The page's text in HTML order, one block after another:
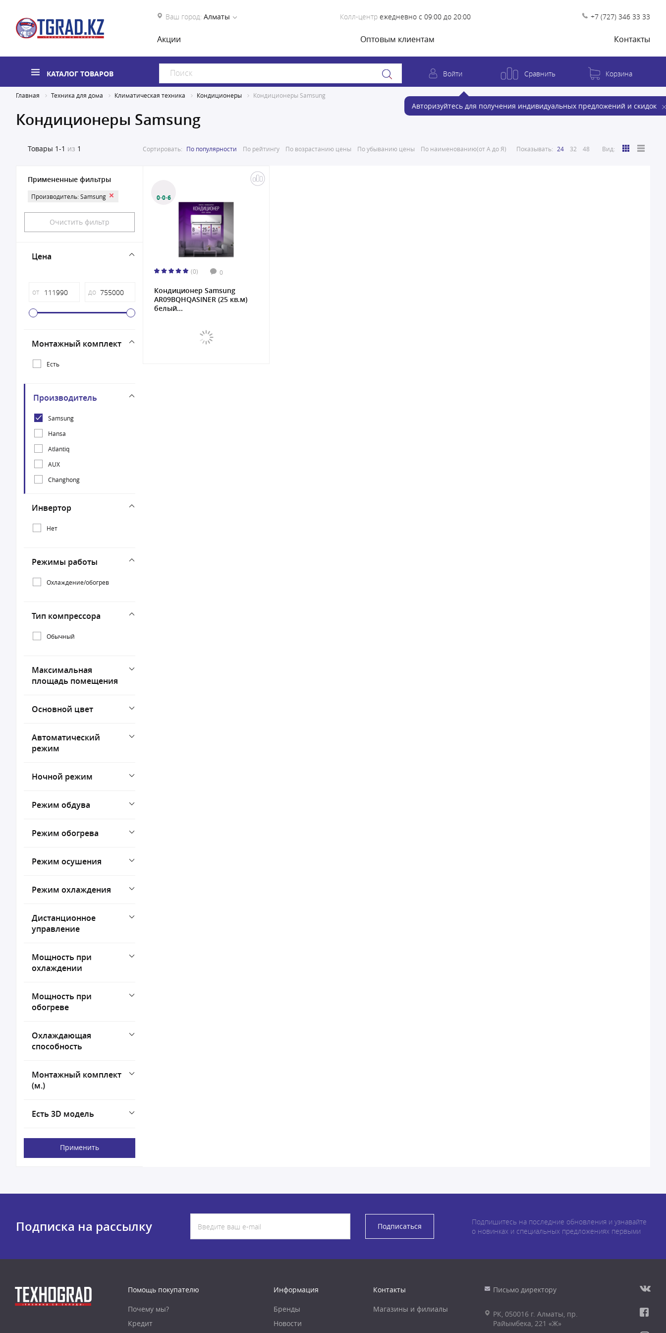
Ваш город: Алматы Колл-центр ежедневно с 09:00 до 20:00 +7 (727) 346 33 33
Акции Оптовым клиентам Контакты
КАТАЛОГ ТОВАРОВ Войти
Авторизуйтесь для получения индивидуальных предложений и скидок
Сравнить Корзина
Главная Техника для дома Климатическая техника Кондиционеры Кондиционеры Samsung
Кондиционеры Samsung
Товары 1-1 из 1 Сортировать: По популярности По рейтингу По возрастанию цены По убыванию цены По наименованию(от А до Я) Показывать: 24 32 48 Вид:
Примененные фильтры
Производитель: Samsung
Очистить фильтр
Цена
от до
Монтажный комплект
Есть
Производитель
Samsung
Hansa
Atlantiq
AUX
Changhong
Инвертор
Нет
Режимы работы
Охлаждение/обогрев
Тип компрессора
Обычный
Максимальная
площадь помещения
Основной цвет
Автоматический
режим
Ночной режим
Режим обдува
Режим обогрева
Режим осушения
Режим охлаждения
Дистанционное
управление
Мощность при
охлаждении
Мощность при
обогреве
Охлаждающая
способность
Монтажный комплект
(м.)
Есть 3D модель
Применить
0·0·6
(0) 0
Кондиционер Samsung
AR09BQHQASINER (25 кв.м)
белый...
Подписка на рассылку Подписаться
Подпишитесь на последние обновления и узнавайте
о новинках и специальных предложениях первыми
Помощь покупателю
Почему мы?
Кредит
Информация
Бренды
Новости
Контакты
Магазины и филиалы
Письмо директору
РК, 050016 г. Алматы, пр.
Райымбека, 221 «Ж»